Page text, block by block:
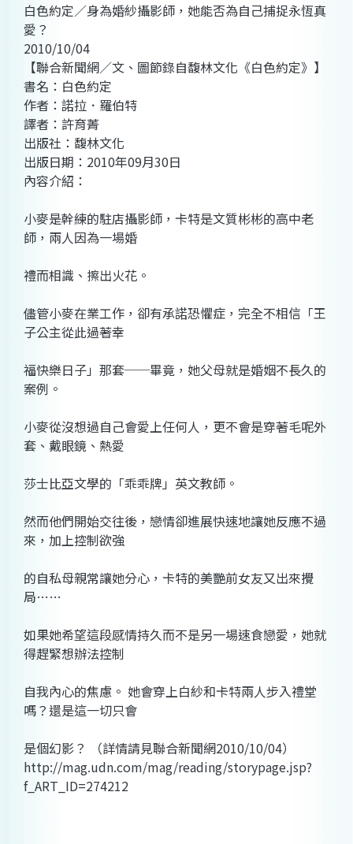
白色約定／身為婚紗攝影師，她能否為自己捕捉永恆真
愛？
2010/10/04
【聯合新聞網／文、圖節錄自馥林文化《白色約定》】
書名：白色約定
作者：諾拉．羅伯特
譯者：許育菁
出版社：馥林文化
出版日期：2010年09月30日
內容介紹：
小麥是幹練的駐店攝影師，卡特是文質彬彬的高中老
師，兩人因為一場婚
禮而相識、擦出火花。
儘管小麥在業工作，卻有承諾恐懼症，完全不相信「王
子公主從此過著幸
福快樂日子」那套──畢竟，她父母就是婚姻不長久的
案例。
小麥從沒想過自己會愛上任何人，更不會是穿著毛呢外
套、戴眼鏡、熱愛
莎士比亞文學的「乖乖牌」英文教師。
然而他們開始交往後，戀情卻進展快速地讓她反應不過
來，加上控制欲強
的自私母親常讓她分心，卡特的美艷前女友又出來攪
局……
如果她希望這段感情持久而不是另一場速食戀愛，她就
得趕緊想辦法控制
自我內心的焦慮。 她會穿上白紗和卡特兩人步入禮堂
嗎？還是這一切只會
是個幻影？ （詳情請見聯合新聞網2010/10/04）
http://mag.udn.com/mag/reading/storypage.jsp?
f_ART_ID=274212